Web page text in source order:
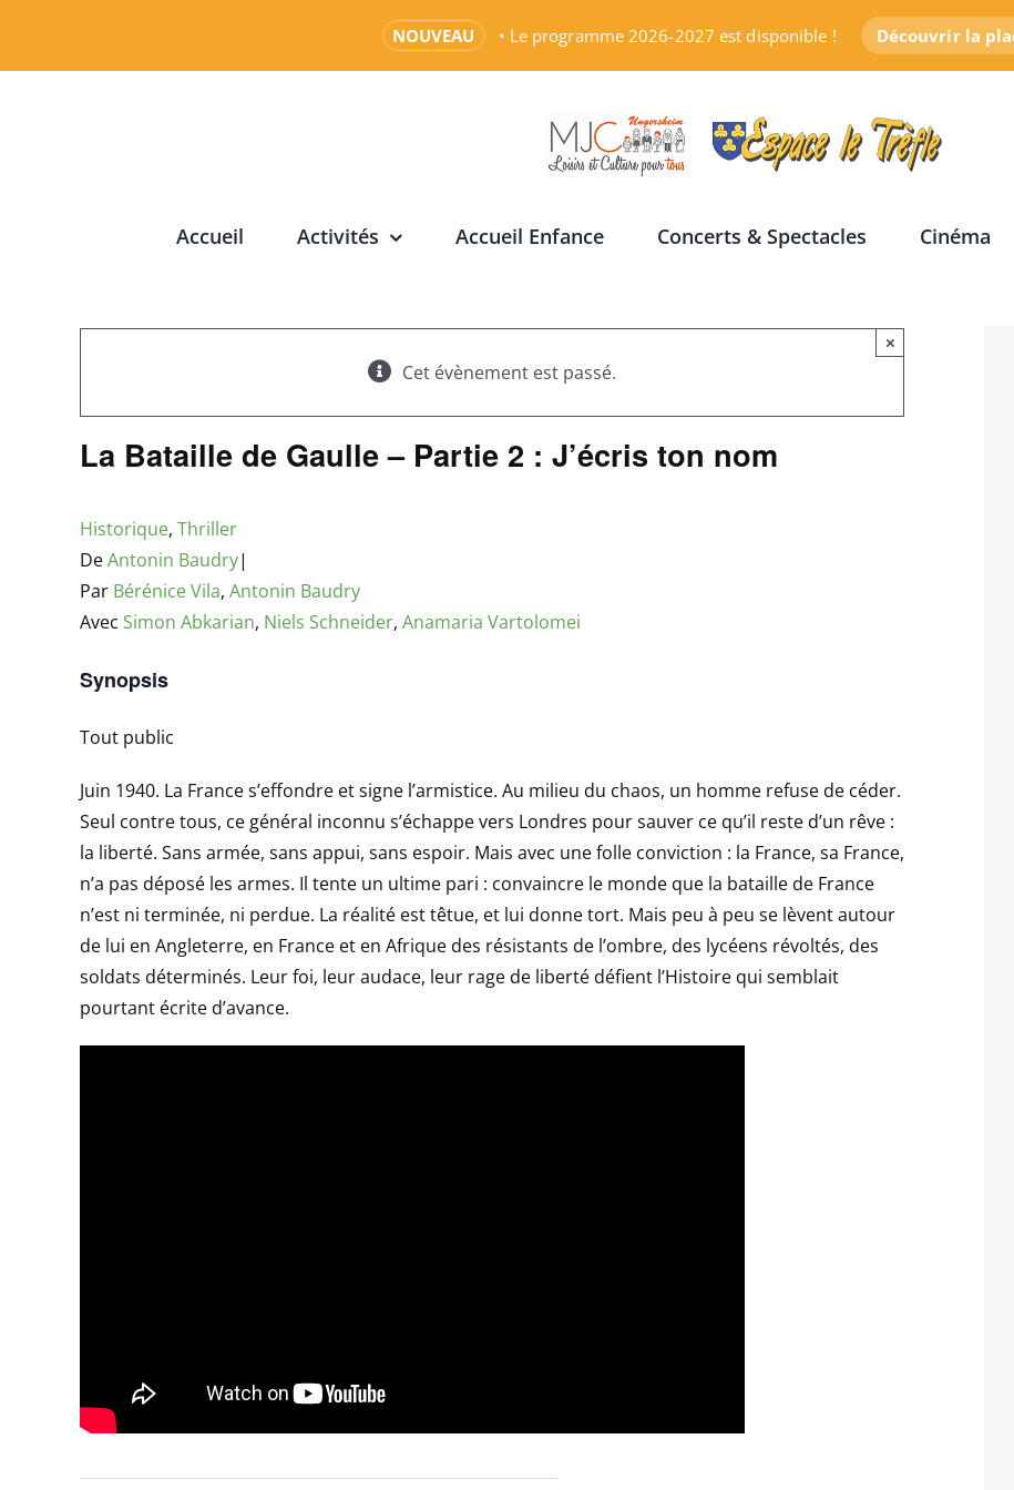
NOUVEAU • Le programme 2026-2027 est disponible ! Découvrir la
Accueil Activités Accueil Enfance Concerts & Spectacles Cinéma
Cet évènement est passé.
×
La Bataille de Gaulle – Partie 2 : J’écris ton nom
Historique, Thriller
DeAntonin Baudry|
Par Bérénice Vila, Antonin Baudry
Avec Simon Abkarian, Niels Schneider, Anamaria Vartolomei
Synopsis
Tout public
Juin 1940. La France s’effondre et signe l’armistice. Au milieu du chaos, un homme refuse de céder.
Seul contre tous, ce général inconnu s’échappe vers Londres pour sauver ce qu’il reste d’un rêve :
la liberté. Sans armée, sans appui, sans espoir. Mais avec une folle conviction : la France, sa France,
n’a pas déposé les armes. Il tente un ultime pari : convaincre le monde que la bataille de France
n’est ni terminée, ni perdue. La réalité est têtue, et lui donne tort. Mais peu à peu se lèvent autour
de lui en Angleterre, en France et en Afrique des résistants de l’ombre, des lycéens révoltés, des
soldats déterminés. Leur foi, leur audace, leur rage de liberté défient l’Histoire qui semblait
pourtant écrite d’avance.